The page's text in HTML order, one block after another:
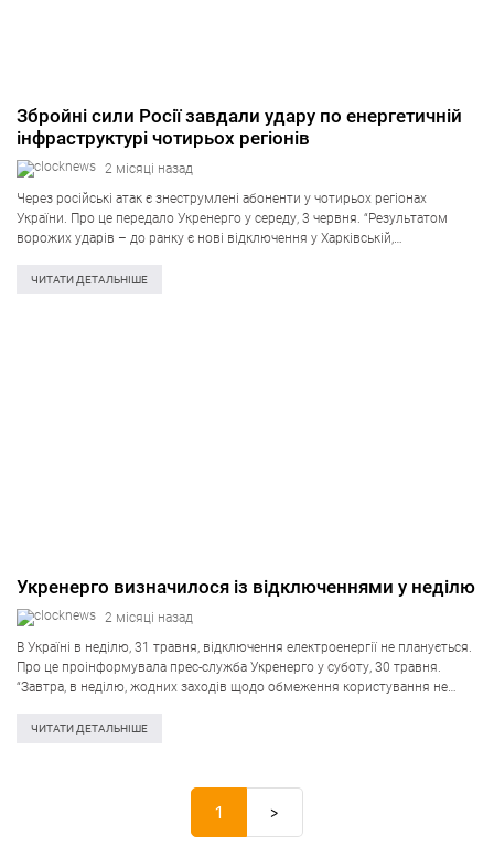
Збройні сили Росії завдали удару по енергетичній
інфраструктурі чотирьох регіонів
2 місяці назад
Через російські атак є знеструмлені абоненти у чотирьох регіонах
України. Про це передало Укренерго у середу, 3 червня. “Результатом
ворожих ударів – до ранку є нові відключення у Харківській,
зараз дозволяють умови…
ЧИТАТИ ДЕТАЛЬНІШЕ
Укренерго визначилося із відключеннями у неділю
2 місяці назад
В Україні в неділю, 31 травня, відключення електроенергії не планується.
Про це проінформувала прес-служба Укренерго у суботу, 30 травня.
“Завтра, в неділю, жодних заходів щодо обмеження користування не
скоротити застосування енергоємних приладів…
ЧИТАТИ ДЕТАЛЬНІШЕ
1 >